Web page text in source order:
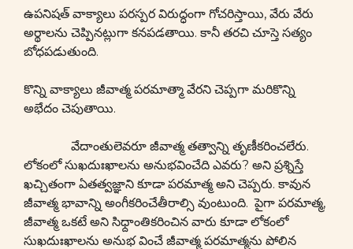
ఉపనిషత్ వాక్యాలు పరస్పర విరుద్ధంగా గోచరిస్తాయి, వేరు వేరు
అర్థాలను చెప్పినట్లుగా కనపడతాయి. కానీ తరచి చూస్తె సత్యం
బోధపడుతుంది.
కొన్ని వాక్యాలు జీవాత్మ పరమాత్మా వేరని చెప్పగా మరికొన్ని
అభేదం చెపుతాయి.
వేదాంతులెవరూ జీవాత్మ తత్వాన్ని తృణీకరించలేరు.
లోకంలో సుఖదుఃఖాలను అనుభవించేది ఎవరు? అని ప్రశ్నిస్తే
ఖచ్చితంగా ఏతత్వజ్ఞాని కూడా పరమాత్మ అని చెప్పరు. కావున
జీవాత్మ భావాన్ని అంగీకరించేతీరాల్సి వుంటుంది. పైగా పరమాత్మ,
జీవాత్మ ఒకటే అని సిధ్దాంతికరించిన వారు కూడా లోకంలో
సుఖదుఃఖాలను అనుభ వించే జీవాత్మ పరమాత్మను పోలిన